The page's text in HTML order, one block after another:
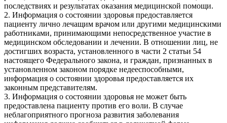
последствиях и результатах оказания медицинской помощи.
2. Информация о состоянии здоровья предоставляется
пациенту лично лечащим врачом или другими медицинскими
работниками, принимающими непосредственное участие в
медицинском обследовании и лечении. В отношении лиц, не
достигших возраста, установленного в части 2 статьи 54
настоящего Федерального закона, и граждан, признанных в
установленном законом порядке недееспособными,
информация о состоянии здоровья предоставляется их
законным представителям.
3. Информация о состоянии здоровья не может быть
предоставлена пациенту против его воли. В случае
неблагоприятного прогноза развития заболевания